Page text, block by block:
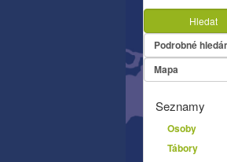
Hledat
Podrobné
Mapa
Seznamy
Osoby
Tábory